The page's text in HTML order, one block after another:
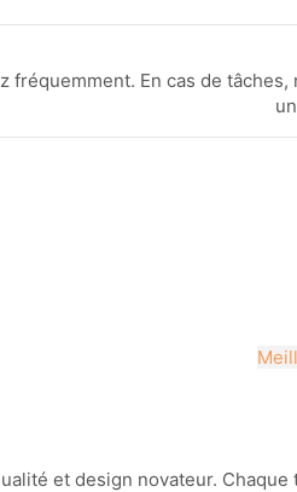
fréquemment. En cas de
et design novateur. Chaque